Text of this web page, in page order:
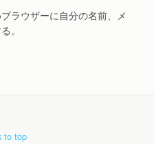
ラウザーに自分の名前、メ
。
to top